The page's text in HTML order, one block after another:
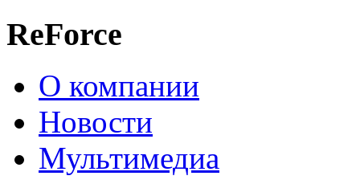
ReForce
О компании
Новости
Мультимедиа